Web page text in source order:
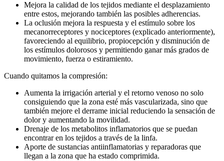
Mejora la calidad de los tejidos mediante el desplazamiento
entre estos, mejorando también las posibles adherencias.
La oclusión mejora la respuesta y el estímulo sobre los
mecanorreceptores y nociceptores (explicado anteriormente),
favoreciendo al equilibrio, propiocepción y disminución de
los estímulos dolorosos y permitiendo ganar más grados de
movimiento, fuerza o estiramiento.
Cuando quitamos la compresión:
Aumenta la irrigación arterial y el retorno venoso no solo
consiguiendo que la zona esté más vascularizada, sino que
también mejore el derrame inicial reduciendo la sensación de
dolor y aumentando la movilidad.
Drenaje de los metabolitos inflamatorios que se puedan
encontrar en los tejidos a través de la linfa.
Aporte de sustancias antiinflamatorias y reparadoras que
llegan a la zona que ha estado comprimida.